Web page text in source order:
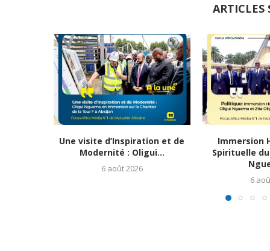
ARTICLES
Une visite d’Inspiration et de
Modernité : Oligui...
6 août 2026
Immersion
Spirituelle
6